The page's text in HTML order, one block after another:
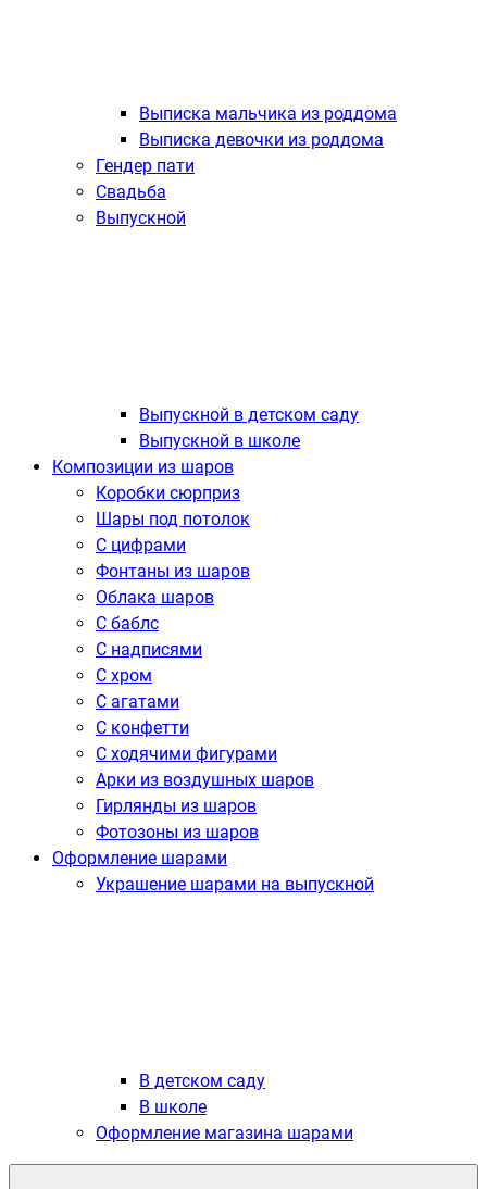
Выписка мальчика из роддома
Выписка девочки из роддома
Гендер пати
Свадьба
Выпускной
Выпускной в детском саду
Выпускной в школе
Композиции из шаров
Коробки сюрприз
Шары под потолок
С цифрами
Фонтаны из шаров
Облака шаров
С баблс
С надписями
С хром
С агатами
С конфетти
С ходячими фигурами
Арки из воздушных шаров
Гирлянды из шаров
Фотозоны из шаров
Оформление шарами
Украшение шарами на выпускной
В детском саду
В школе
Оформление магазина шарами